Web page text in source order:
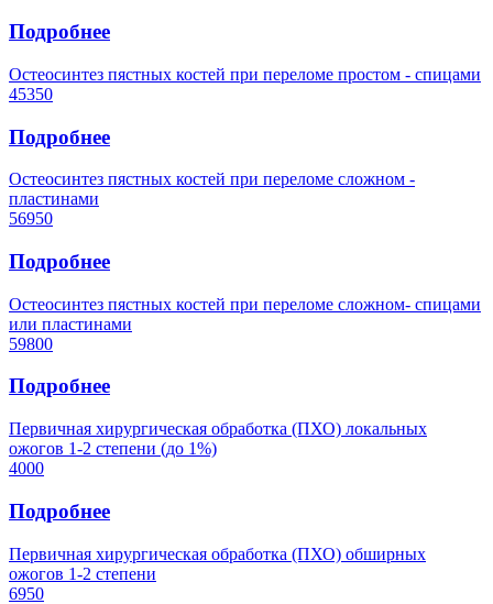
Подробнее
Остеосинтез пястных костей при переломе простом - спицами
45350
Подробнее
Остеосинтез пястных костей при переломе сложном -
пластинами
56950
Подробнее
Остеосинтез пястных костей при переломе сложном- спицами
или пластинами
59800
Подробнее
Первичная хирургическая обработка (ПХО) локальных
ожогов 1-2 степени (до 1%)
4000
Подробнее
Первичная хирургическая обработка (ПХО) обширных
ожогов 1-2 степени
6950